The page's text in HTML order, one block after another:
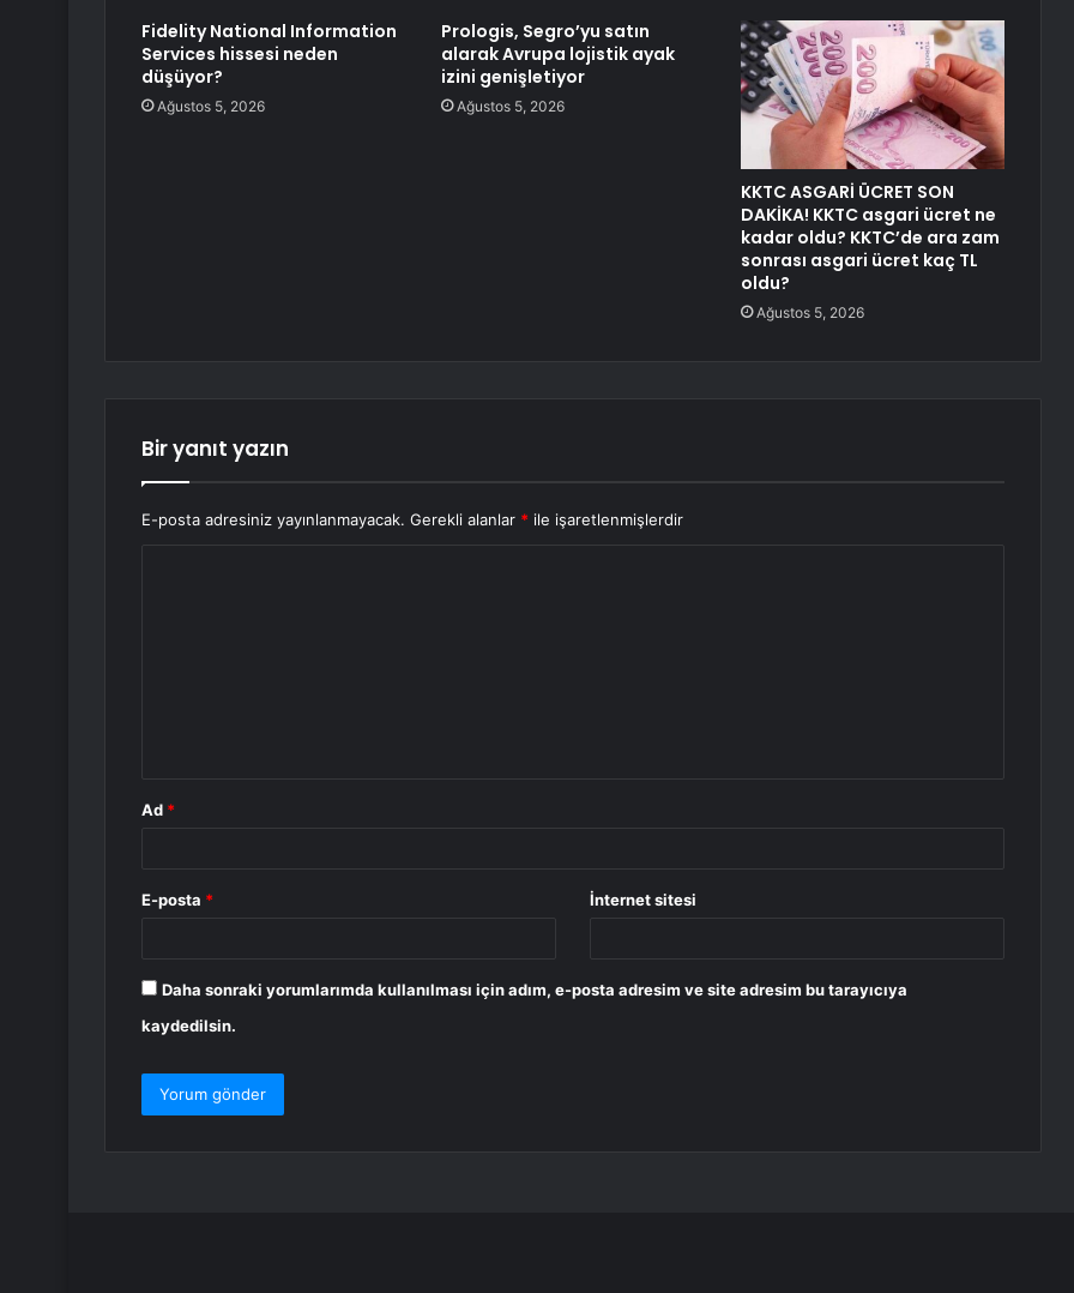
Fidelity National Information
Services hissesi neden
düşüyor?
Ağustos 5, 2026
Prologis, Segro’yu satın
alarak Avrupa lojistik ayak
izini genişletiyor
Ağustos 5, 2026
KKTC ASGARİ ÜCRET SON
DAKİKA! KKTC asgari ücret ne
kadar oldu? KKTC’de ara zam
sonrası asgari ücret kaç TL
oldu?
Ağustos 5, 2026
Bir yanıt yazın
E-posta adresiniz yayınlanmayacak. Gerekli alanlar * ile işaretlenmişlerdir
Ad *
E-posta * İnternet sitesi
Daha sonraki yorumlarımda kullanılması için adım, e-posta adresim ve site adresim bu tarayıcıya
kaydedilsin.